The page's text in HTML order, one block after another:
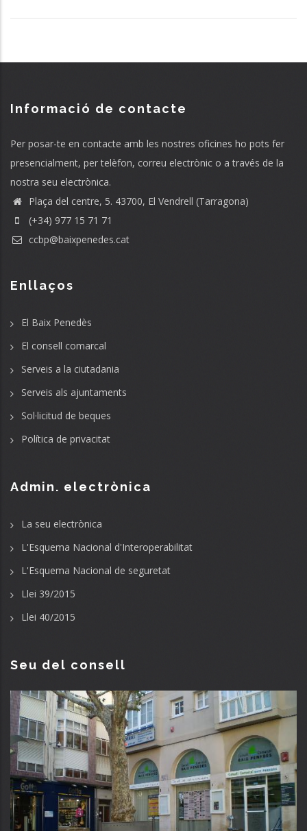
Informació de contacte
Per posar-te en contacte amb les nostres oficines ho pots fer
presencialment, per telèfon, correu electrònic o a través de la
nostra seu electrònica.
Plaça del centre, 5. 43700, El Vendrell (Tarragona)
(+34) 977 15 71 71
ccbp@baixpenedes.cat
Enllaços
El Baix Penedès
El consell comarcal
Serveis a la ciutadania
Serveis als ajuntaments
Sol·licitud de beques
Política de privacitat
Admin. electrònica
La seu electrònica
L'Esquema Nacional d'Interoperabilitat
L'Esquema Nacional de seguretat
Llei 39/2015
Llei 40/2015
Seu del consell